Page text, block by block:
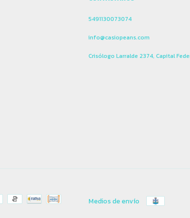
5491130073074
info@casiopeans.com
Crisólogo Larralde 2374, Capital
Medios de envío